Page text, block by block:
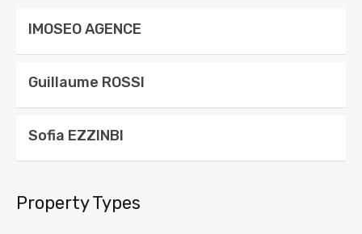
IMOSEO AGENCE
Guillaume ROSSI
Sofia EZZINBI
Property Types